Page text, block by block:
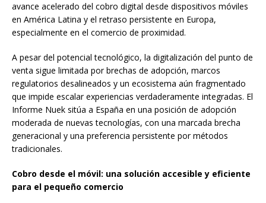
avance acelerado del cobro digital desde dispositivos móviles
en América Latina y el retraso persistente en Europa,
especialmente en el comercio de proximidad.
A pesar del potencial tecnológico, la digitalización del punto de
venta sigue limitada por brechas de adopción, marcos
regulatorios desalineados y un ecosistema aún fragmentado
que impide escalar experiencias verdaderamente integradas. El
Informe Nuek sitúa a España en una posición de adopción
moderada de nuevas tecnologías, con una marcada brecha
generacional y una preferencia persistente por métodos
tradicionales.
Cobro desde el móvil: una solución accesible y eficiente
para el pequeño comercio